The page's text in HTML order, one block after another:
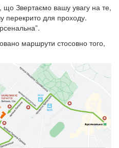
що Звертаємо вашу увагу на те,
перекрито для проходу.
маршрути стосовно того,